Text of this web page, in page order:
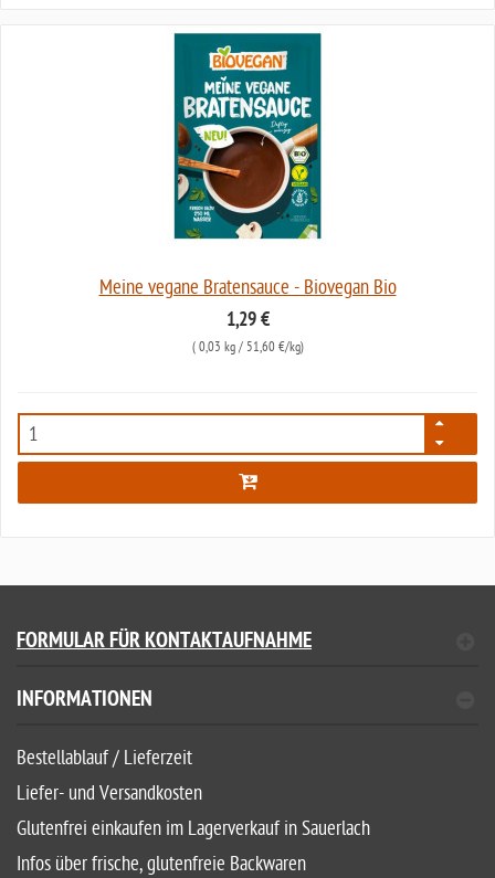
Meine vegane Bratensauce - Biovegan Bio
1,29 €
( 0,03 kg/ 51,60 €/kg)
6621
FORMULAR FÜR KONTAKTAUFNAHME
INFORMATIONEN
Bestellablauf / Lieferzeit
Liefer- und Versandkosten
Glutenfrei einkaufen im Lagerverkauf in Sauerlach
Infos über frische, glutenfreie Backwaren